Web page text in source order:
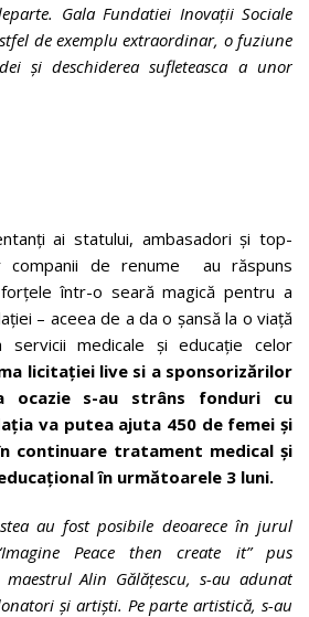
Gala Fundatiei Inovații Sociale
de exemplu extraordinar, o fuziune
și deschiderea sufleteasca a unor
ai statului, ambasadori și top-
companii de renume au răspuns
într-o seară magică pentru a
– aceea de a da o șansă la o viață
servicii medicale și educație celor
licitației live si a sponsorizărilor
ocazie s-au strâns fonduri cu
va putea ajuta 450 de femei și
continuare tratament medical și
în următoarele 3 luni.
au fost posibile deoarece în jurul
Peace then create it” pus
Alin Gălățescu, s-au adunat
și artiști. Pe parte artistică, s-au